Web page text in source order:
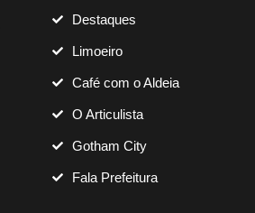
Destaques
Limoeiro
Café com o Aldeia
O Articulista
Gotham City
Fala Prefeitura